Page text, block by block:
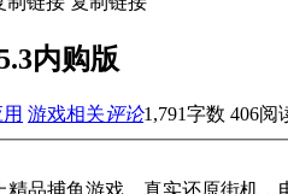
内购版
游戏相关评论1,791字数 406阅